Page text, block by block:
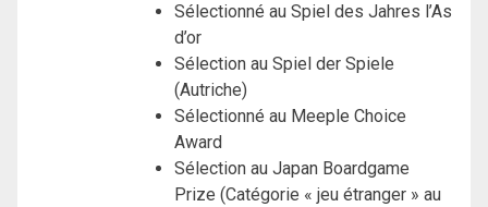
Sélectionné au Spiel des Jahres l’As
d’or
Sélection au Spiel der Spiele
(Autriche)
Sélectionné au Meeple Choice
Award
Sélection au Japan Boardgame
Prize (Catégorie « jeu étranger » au